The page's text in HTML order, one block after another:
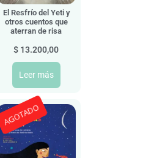
El Resfrío del Yeti y
otros cuentos que
aterran de risa
$ 13.200,00
Leer más
AGOTADO